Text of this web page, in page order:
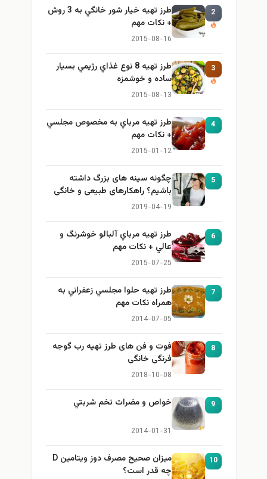
2
طرز تهيه خیار شور خانگي به 3 روش
+ نكات مهم
2015-08-16
3
طرز تهيه 8 نوع غذاي رژيمي بسيار
ساده و خوشمزه
2015-08-13
4
طرز تهيه مرباي به مخصوص مجلسي
+ نكات مهم
2015-01-12
5
چگونه سینه های بزرگ داشته
باشیم؟ راهکارهای طبیعی و خانگی
برای بزرگ کردن سینه
2019-04-19
6
طرز تهيه مرباي آلبالو خوشرنگ و
عالي + نكات مهم
2015-07-25
7
طرز تهيه حلوا مجلسي زعفراني به
همراه نكات مهم
2014-07-05
8
فوت و فن های طرز تهیه رب گوجه
فرنگی خانگی
2018-10-08
9 خواص و مضرات تخم شربتي
2014-01-31
10
میزان صحیح مصرف دوز ویتامین D
چه قدر است؟